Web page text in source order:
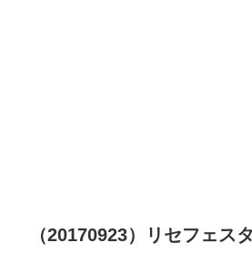
（20170923）リセフェス